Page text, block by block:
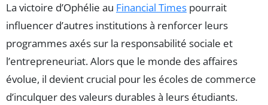
La victoire d’Ophélie au Financial Times pourrait
influencer d’autres institutions à renforcer leurs
programmes axés sur la responsabilité sociale et
l’entrepreneuriat. Alors que le monde des affaires
évolue, il devient crucial pour les écoles de commerce
d’inculquer des valeurs durables à leurs étudiants.